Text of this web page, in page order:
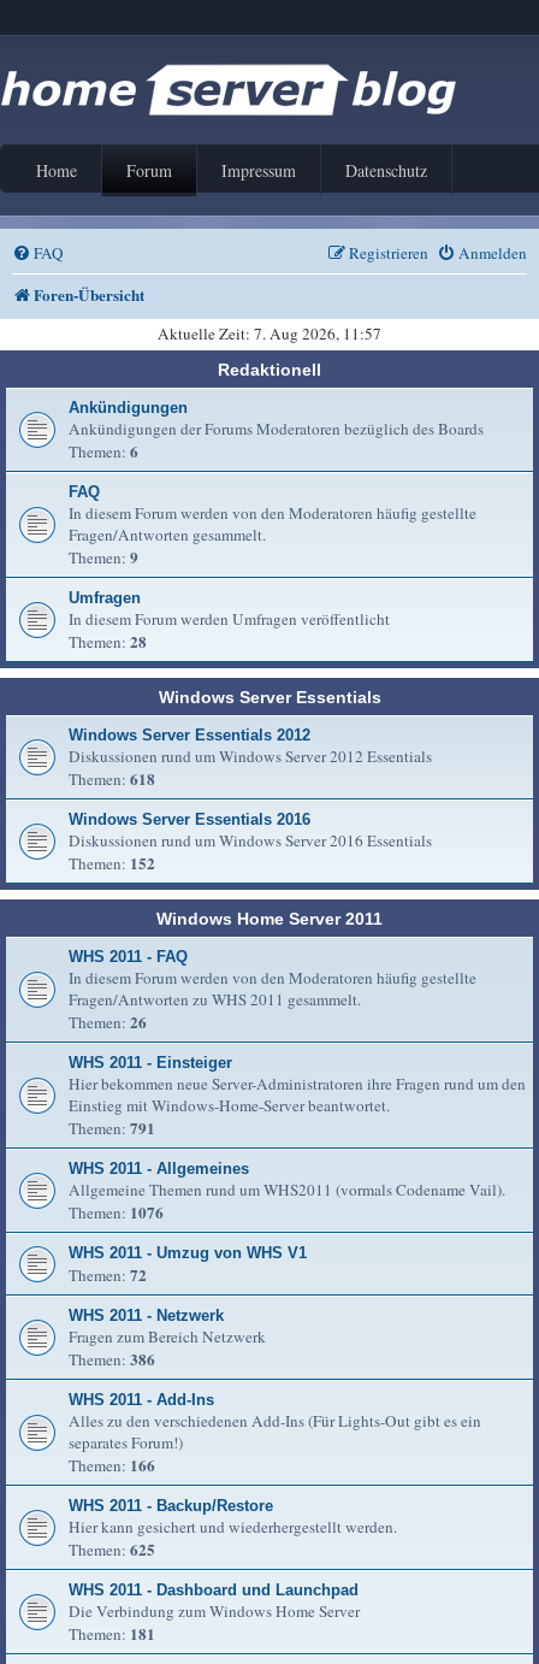
Home Forum Impressum Datenschutz
FAQ Anmelden
Registrieren
Foren-Übersicht
Aktuelle Zeit: 7. Aug 2026, 11:57
Redaktionell
Ankündigungen
Ankündigungen der Forums Moderatoren bezüglich des Boards
Themen: 6
FAQ
In diesem Forum werden von den Moderatoren häufig gestellte
Fragen/Antworten gesammelt.
Themen: 9
Umfragen
In diesem Forum werden Umfragen veröffentlicht
Themen: 28
Windows Server Essentials
Windows Server Essentials 2012
Diskussionen rund um Windows Server 2012 Essentials
Themen: 618
Windows Server Essentials 2016
Diskussionen rund um Windows Server 2016 Essentials
Themen: 152
Windows Home Server 2011
WHS 2011 - FAQ
In diesem Forum werden von den Moderatoren häufig gestellte
Fragen/Antworten zu WHS 2011 gesammelt.
Themen: 26
WHS 2011 - Einsteiger
Hier bekommen neue Server-Administratoren ihre Fragen rund um den
Einstieg mit Windows-Home-Server beantwortet.
Themen: 791
WHS 2011 - Allgemeines
Allgemeine Themen rund um WHS2011 (vormals Codename Vail).
Themen: 1076
WHS 2011 - Umzug von WHS V1
Themen: 72
WHS 2011 - Netzwerk
Fragen zum Bereich Netzwerk
Themen: 386
WHS 2011 - Add-Ins
Alles zu den verschiedenen Add-Ins (Für Lights-Out gibt es ein
separates Forum!)
Themen: 166
WHS 2011 - Backup/Restore
Hier kann gesichert und wiederhergestellt werden.
Themen: 625
WHS 2011 - Dashboard und Launchpad
Die Verbindung zum Windows Home Server
Themen: 181